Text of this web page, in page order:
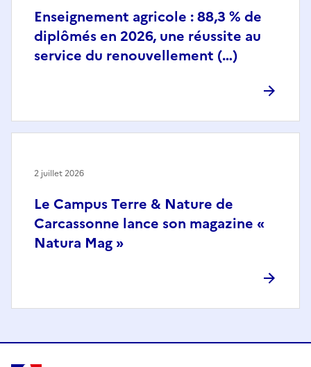
Enseignement agricole : 88,3 % de
diplômés en 2026, une réussite au
service du renouvellement (…)
Le Campus Terre & Nature de
Carcassonne lance son magazine «
Natura Mag »
2 juillet 2026